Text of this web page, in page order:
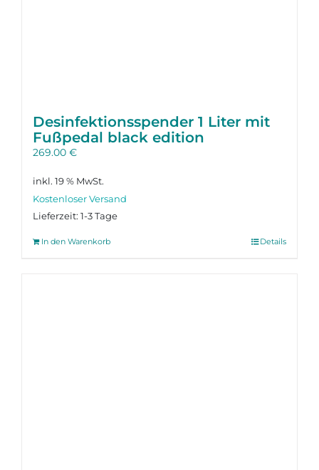
Desinfektions­spender 1 Liter mit
Fußpedal black edition
269.00 €
inkl. 19 % MwSt.
Lieferzeit: 1-3 Tage
In den Warenkorb Details